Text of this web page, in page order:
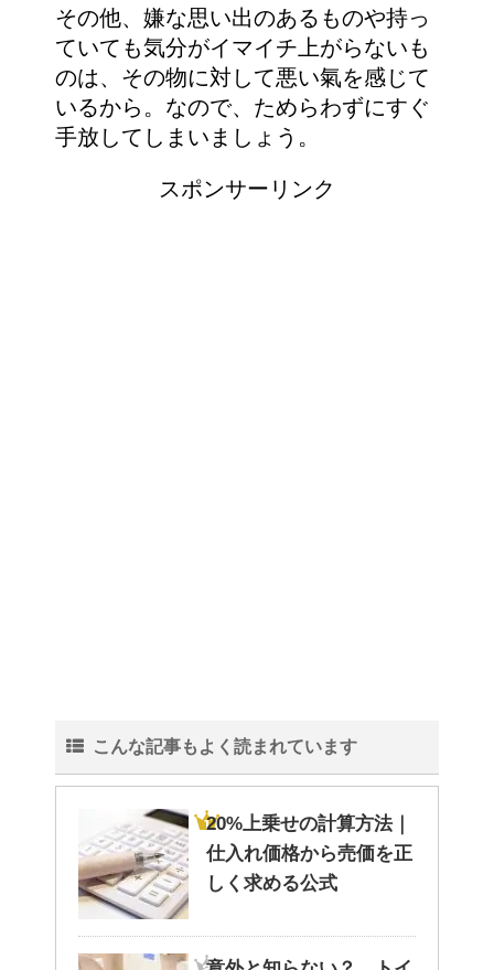
その他、嫌な思い出のあるものや持っ
ていても気分がイマイチ上がらないも
のは、その物に対して悪い氣を感じて
いるから。なので、ためらわずにすぐ
手放してしまいましょう。
スポンサーリンク
こんな記事もよく読まれています
20%上乗せの計算方法｜
仕入れ価格から売価を正
しく求める公式